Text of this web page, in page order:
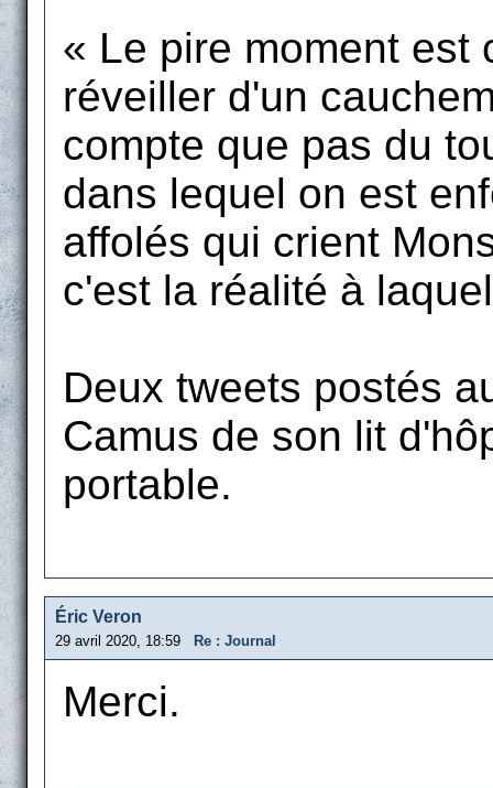
« Le pire moment est
réveiller d'un
compte que pas du
dans lequel on est
affolés qui crient
c'est la réalité à
Deux tweets postés
Camus de son lit
portable.
Éric Veron
29 avril 2020, 18:59 Re : Journal
Merci.